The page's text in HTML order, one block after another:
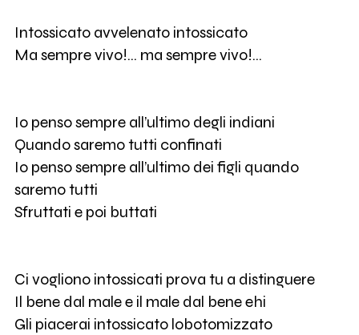
Intossicato avvelenato intossicato
Ma sempre vivo!… ma sempre vivo!…
Io penso sempre all’ultimo degli indiani
Quando saremo tutti confinati
Io penso sempre all’ultimo dei figli quando
saremo tutti
Sfruttati e poi buttati
Ci vogliono intossicati prova tu a distinguere
Il bene dal male e il male dal bene ehi
Gli piacerai intossicato lobotomizzato